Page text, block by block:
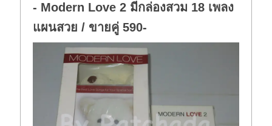
- Modern Love 2 มีกล่องสวม 18 เพลง
แผนสวย / ขายคู่ 590-